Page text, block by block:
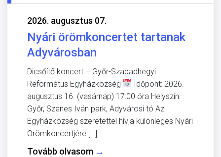
2026. augusztus 07.
Nyári örömkoncertet tartanak
Adyvárosban
Dicsőítő koncert – Győr-Szabadhegyi
Református Egyházközség
Időpont: 2026.
augusztus 16. (vasárnap) 17:00 óra Helyszín:
Győr, Szenes Iván park, Adyvárosi tó Az
Egyházközség szeretettel hívja különleges Nyári
Örömkoncertjére […]
Tovább olvasom →